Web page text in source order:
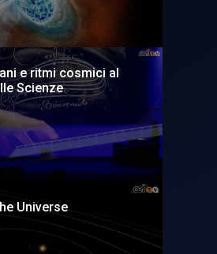
e ritmi cosmici al
Scienze
Universe